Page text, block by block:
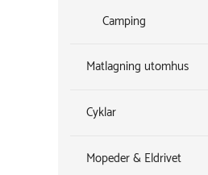
Camping
Matlagning utomhus
Cyklar
Mopeder & Eldrivet